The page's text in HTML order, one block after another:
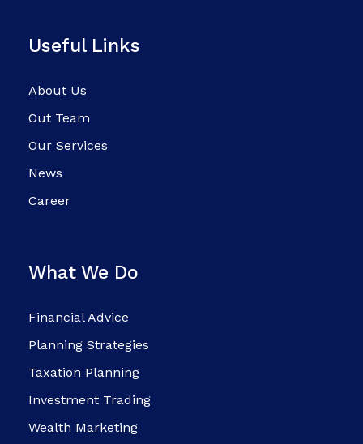
Useful Links
About Us
Out Team
Our Services
News
Career
What We Do
Financial Advice
Planning Strategies
Taxation Planning
Investment Trading
Wealth Marketing